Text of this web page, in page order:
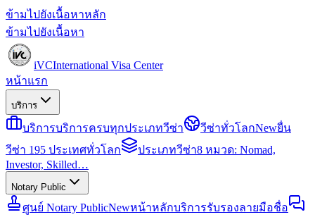
ข้ามไปยังเนื้อหาหลัก
ข้ามไปยังเนื้อหา
iVCInternational Visa Center
หน้าแรก
บริการ
บริการบริการครบทุกประเภทวีซ่า วีซ่าทั่วโลกNewยื่น
วีซ่า 195 ประเทศทั่วโลก
ประเภทวีซ่า8 หมวด: Nomad,
Investor, Skilled…
Notary Public
ศูนย์ Notary PublicNewหน้าหลักบริการรับรองลายมือชื่อ